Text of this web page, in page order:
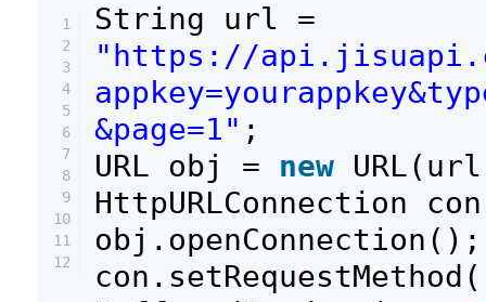
1
2
3
4
5
6
7
8
9
10
11
12
String url =
"https://
&page=1" ;
URL obj = new
HttpURLConnection
obj.openConnection();
con.setRequestMethod(